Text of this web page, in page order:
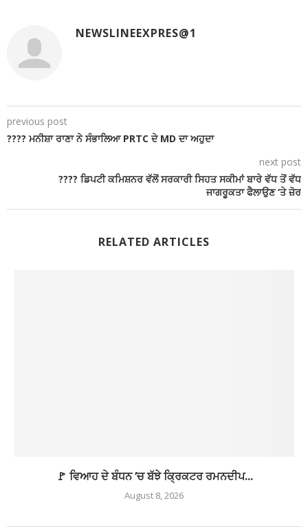
NEWSLINEEXPRES@1
previous post
???? ਮਨੀਸ਼ਾ ਰਾਣਾ ਨੇ ਸੰਭਾਲਿਆ PRTC ਦੇ MD ਦਾ ਅਹੁਦਾ
next post
???? ਡਿਪਟੀ ਕਮਿਸ਼ਨਰ ਵੱਲੋਂ ਸਰਕਾਰੀ ਸਿਹਤ ਸਕੀਮਾਂ ਬਾਰੇ ਵੱਧ ਤੋਂ ਵੱਧ
ਜਾਗਰੂਕਤਾ ਫੈਲਾਉਣ ‘ਤੇ ਜ਼ੋਰ
RELATED ARTICLES
🚩 ਵਿਆਹ ਦੇ ਬੰਧਨ ‘ਚ ਬੱਝੇ ਕ੍ਰਿਕਟਰ ਰਮਨਦੀਪ...
August 8, 2026